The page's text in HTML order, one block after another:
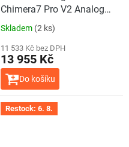
Chimera7 Pro V2 Analog
BNF (ELRS 868/915MHz)
Skladem (2 ks)
11 533 Kč bez DPH
13 955 Kč
Do košíku
Restock: 6. 8.